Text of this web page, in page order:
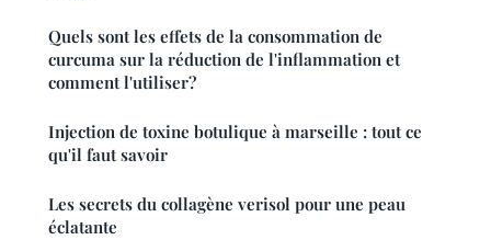
Quels sont les effets de la consommation de
curcuma sur la réduction de l'inflammation et
comment l'utiliser?
Injection de toxine botulique à marseille : tout ce
qu'il faut savoir
Les secrets du collagène verisol pour une peau
éclatante